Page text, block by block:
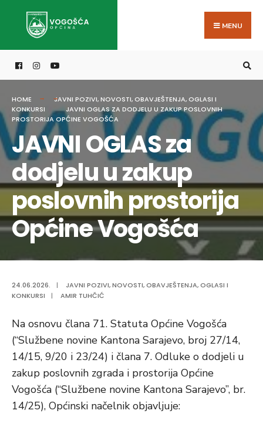
MENU
HOME JAVNI POZIVI,NOVOSTI,OBAVJEŠTENJA,OGLASI I
KONKURSI
JAVNI OGLAS ZA DODJELU U ZAKUP POSLOVNIH
PROSTORIJA OPĆINE VOGOŠĆA
JAVNI OGLAS za
dodjelu u zakup
poslovnih prostorija
Općine Vogošća
24.06.2026. | JAVNI POZIVI,NOVOSTI,OBAVJEŠTENJA,OGLASI I
KONKURSI
| AMIR TUHČIĆ
Na osnovu člana 71. Statuta Općine Vogošća
(“Službene novine Kantona Sarajevo, broj 27/14,
14/15, 9/20 i 23/24) i člana 7. Odluke o dodjeli u
zakup poslovnih zgrada i prostorija Općine
Vogošća (“Službene novine Kantona Sarajevo”, br.
14/25), Općinski načelnik objavljuje:
for: